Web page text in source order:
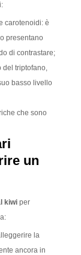
carotenoidi: è
presentano
di contrastare;
del triptofano,
basso livello
che sono
un
kiwi per
la
ancora in